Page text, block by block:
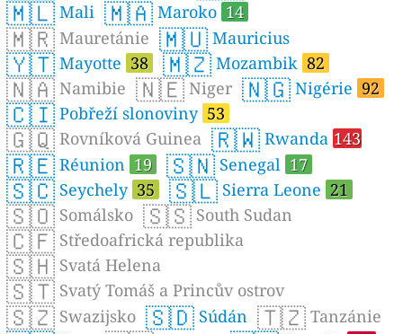
🇲🇱 Mali 🇲🇦 Maroko 14
🇲🇷 Mauretánie 🇲🇺 Mauricius
🇾🇹 Mayotte 38 🇲🇿 Mozambik 82
🇳🇦 Namibie 🇳🇪 Niger 🇳🇬 Nigérie 92
🇨🇮 Pobřeží slonoviny 53
🇬🇶 Rovníková Guinea 🇷🇼 Rwanda 143
🇷🇪 Réunion 19 🇸🇳 Senegal 17
🇸🇨 Seychely 35 🇸🇱 Sierra Leone 21
🇸🇴 Somálsko 🇸🇸 South Sudan
🇨🇫 Středoafrická republika
🇸🇭 Svatá Helena
🇸🇹 Svatý Tomáš a Princův ostrov
🇸🇿 Swazijsko 🇸🇩 Súdán 🇹🇿 Tanzánie